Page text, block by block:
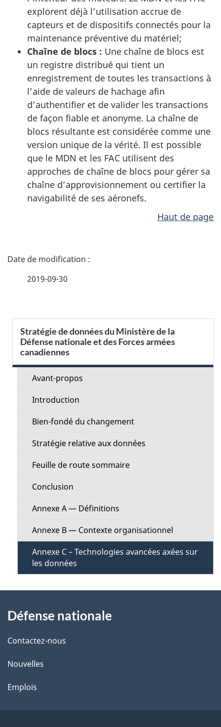
explorent déjà l’utilisation accrue de
capteurs et de dispositifs connectés pour la
maintenance préventive du matériel;
Chaîne de blocs : Une chaîne de blocs est
un registre distribué qui tient un
enregistrement de toutes les transactions à
l’aide de valeurs de hachage afin
d’authentifier et de valider les transactions
de façon fiable et anonyme. La chaîne de
blocs résultante est considérée comme une
version unique de la vérité. Il est possible
que le MDN et les FAC utilisent des
approches de chaîne de blocs pour gérer sa
chaîne d’approvisionnement ou certifier la
navigabilité de ses aéronefs.
Haut de page
D
a
2019-09-30
c
Stratégie de données du Ministère de la
Défense nationale et des Forces armées
canadiennes
Avant-propos
Introduction
Bien-fondé du changement
Stratégie relative aux données
Feuille de route sommaire
Conclusion
Annexe A — Définitions
Annexe B — Contexte organisationnel
Annexe C – Technologies avancées axées sur
les données
propos
de
ce
site
Défense nationale
Contactez-nous
Nouvelles
Emplois